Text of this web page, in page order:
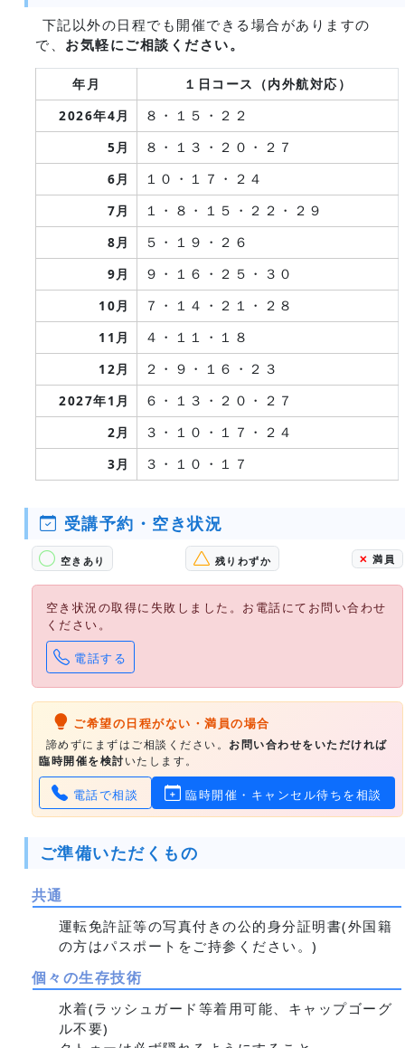
下記以外の日程でも開催できる場合がありますの
で、 お気軽にご相談ください。
年月 １日コース
（内外航対応）
2026年4月
８・１５・２２
5月 ８・１３・２０・２７
6月 １０・１７・２４
7月 １・８・１５・２２・２９
8月 ５・１９・２６
9月 ９・１６・２５・３０
10月 ７・１４・２１・２８
11月 ４・１１・１８
12月 ２・９・１６・２３
2027年1月 ６・１３・２０・２７
2月 ３・１０・１７・２４
3月 ３・１０・１７
受講予約・空き状況
空きあり 残りわずか ✕ 満員
空き状況の取得に失敗しました。お電話にてお問い合わせ
ください。
電話する
ご希望の日程がない・満員の場合
諦めずにまずはご相談ください。 お問い合わせをいただければ
臨時開催を検討いたします。
電話で相談 臨時開催・キャンセル待ちを相談
ご準備いただくもの
共通
運転免許証等の写真付きの公的身分証明書(外国籍
の方はパスポートをご持参ください。)
個々の生存技術
水着(ラッシュガード等着用可能、キャップゴーグ
ル不要)